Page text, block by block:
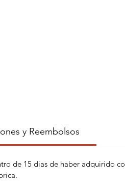
y Reembolsos
de 15 dias de haber adquirido